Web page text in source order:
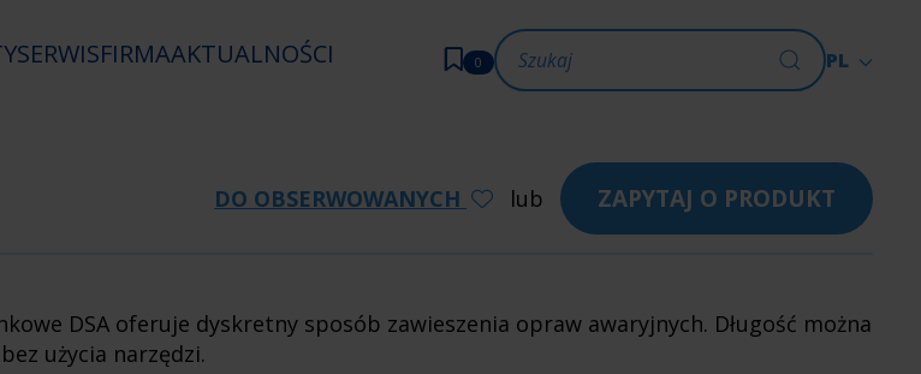
SERWISFIRMAAKTUALNOŚCI 0 PL
DO OBSERWOWANYCH lub ZAPYTAJ O PRODUKT
DSA oferuje dyskretny sposób zawieszenia opraw awaryjnych. Długość można
użycia narzędzi.